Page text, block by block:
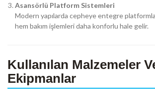
Asansörlü Platform Sistemleri
Modern yapılarda cepheye entegre
hem bakım işlemleri daha konforlu hale gelir.
Kullanılan Malzemeler
Ekipmanlar